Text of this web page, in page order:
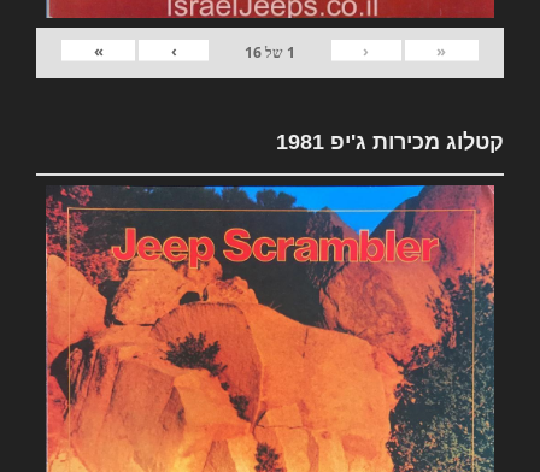
«
‹
1 של16
›
»
קטלוג מכירות ג'יפ 1981